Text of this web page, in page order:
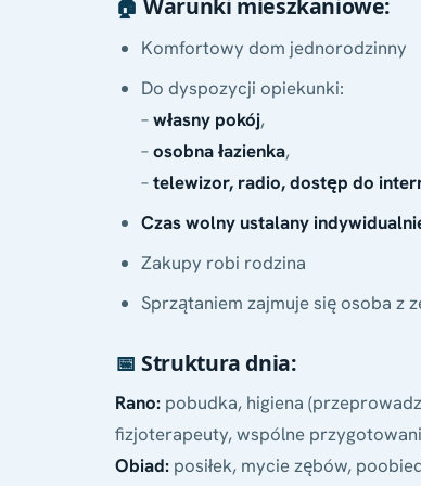
🏠Warunki mieszkaniowe:
Komfortowy dom jednorodzinny
Do dyspozycji opiekunki:
–własny pokój,
–osobna łazienka,
–telewizor, radio, dostęp do
Czas wolny ustalany
Zakupy robi rodzina
Sprzątaniem zajmuje się osoba z
📅Struktura dnia:
Rano: pobudka, higiena
fizjoterapeuty, wspólne
Obiad: posiłek, mycie zębów,